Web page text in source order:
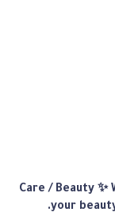
Care / Beauty
your